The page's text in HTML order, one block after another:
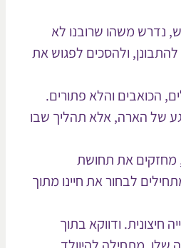
שרובנו לא
ולהסכים לפגוש את
והלא פתורים.
אלא תהליך שבו
את תחושת
לבחור את חיינו מתוך
ודווקא בתוך